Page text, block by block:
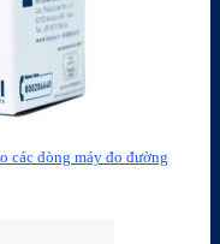
các dòng máy đo đường